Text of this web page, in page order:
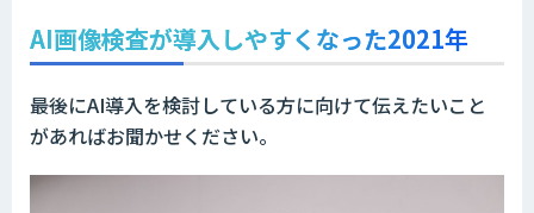
AI画像検査が導入しやすくなった2021年
――最後にAI導入を検討している方に向けて伝えたいこと
があればお聞かせください。